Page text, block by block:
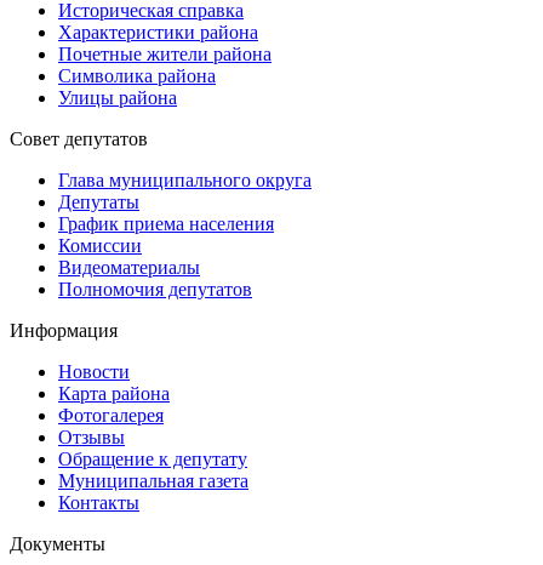
Историческая справка
Характеристики района
Почетные жители района
Символика района
Улицы района
Совет депутатов
Глава муниципального округа
Депутаты
График приема населения
Комиссии
Видеоматериалы
Полномочия депутатов
Информация
Новости
Карта района
Фотогалерея
Отзывы
Обращение к депутату
Муниципальная газета
Контакты
Документы